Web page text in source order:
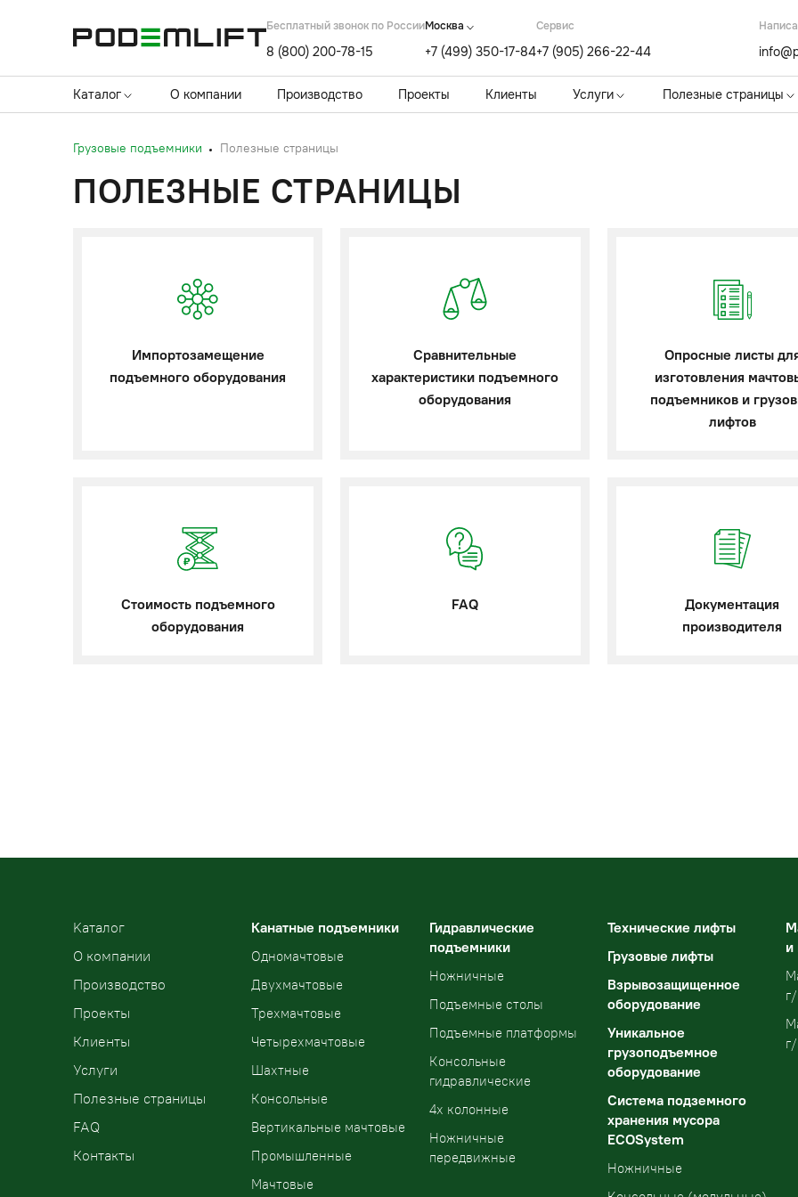
Бесплатный звонок по России
8 (800) 200-78-15
Москва
+7 (499) 350-17-84
Cервис
+7 (905) 266-22-44
Каталог О компании Производство Проекты Клиенты Услуги Полезные страницы
Грузовые подъемники Полезные страницы
ПОЛЕЗНЫЕ СТРАНИЦЫ
Импортозамещение
подъемного оборудования
Сравнительные
характеристики подъемного
оборудования
Опросные листы
изготовления
подъемников и
лифтов
Стоимость подъемного
оборудования
FAQ
Документация
производителя
Kаталог
О компании
Производство
Проекты
Клиенты
Услуги
Полезные страницы
FAQ
Контакты
Канатные подъемники
Одномачтовые
Двухмачтовые
Трехмачтовые
Четырехмачтовые
Шахтные
Консольные
Вертикальные мачтовые
Промышленные
Мачтовые
Гидравлические
подъемники
Ножничные
Подъемные столы
Подъемные платформы
Консольные
гидравлические
4х колонные
Ножничные
передвижные
Технические лифты
Грузовые лифты
Взрывозащищенное
оборудование
Уникальное
грузоподъемное
оборудование
Система подземного
хранения мусора
ECOSystem
Ножничные
и